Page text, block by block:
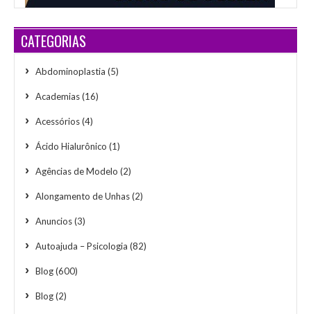
CATEGORIAS
Abdominoplastia (5)
Academias(16)
Acessórios(4)
Ácido Hialurônico (1)
Agências de Modelo (2)
Alongamento de Unhas(2)
Anuncios(3)
Autoajuda – Psicologia (82)
Blog(600)
Blog(2)